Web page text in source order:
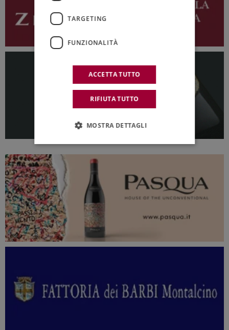
TARGETING
FUNZIONALITÀ
ACCETTA TUTTO
RIFIUTA TUTTO
MOSTRA DETTAGLI